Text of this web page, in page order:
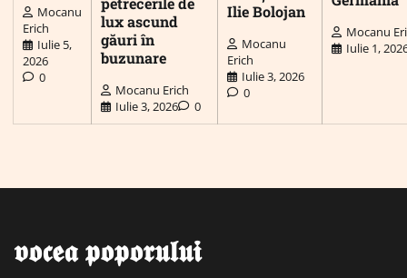
Mocanu
Erich
Iulie 5,
2026
0
lux ascund
găuri în
buzunare
Mocanu Erich
Iulie 3, 2026
0
Ilie Bolojan
Mocanu
Erich
Iulie 3, 2026
0
Mocanu
Iulie 1,
𝖛𝖔𝖈𝖊𝖆 𝖕𝖔𝖕𝖔𝖗𝖚𝖑𝖚𝖎